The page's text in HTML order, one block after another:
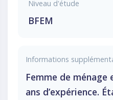
Niveau d'étude
BFEM
Informations
Femme de ménage
ans d’expérience.